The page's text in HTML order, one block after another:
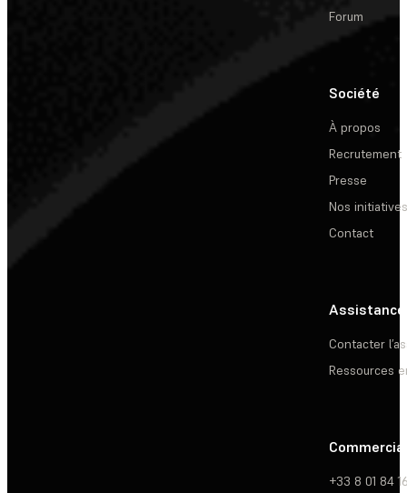
Forum
Société
À propos
Recrutement
Presse
Nos initiatives
Contact
Assistance
Contacter
Ressources
Commercial
+33 8 01 84